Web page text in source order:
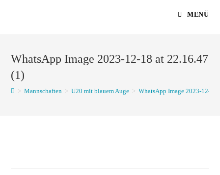
MENÜ
WhatsApp Image 2023-12-18 at 22.16.47
(1)
> Mannschaften > U20 mit blauem Auge > WhatsApp Image 2023-12-18